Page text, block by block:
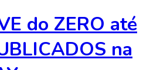
do ZERO até
na